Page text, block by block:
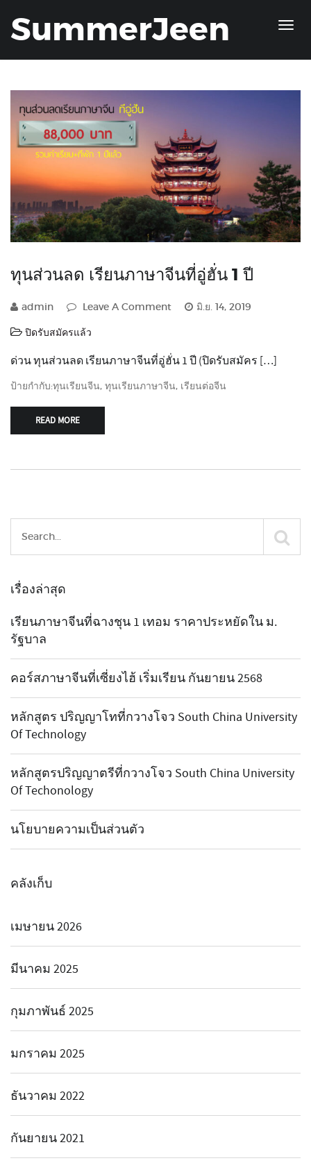
SummerJeen
ทุนส่วนลด เรียนภาษาจีนที่อู่ฮั่น 1 ปี
admin Leave A Comment มิ.ย. 14, 2019
ปิดรับสมัครแล้ว
ด่วน ทุนส่วนลด เรียนภาษาจีนที่อู่ฮั่น 1 ปี (ปิดรับสมัคร […]
ป้ายกำกับ:ทุนเรียนจีน, ทุนเรียนภาษาจีน, เรียนต่อจีน
READ MORE
เรื่องล่าสุด
เรียนภาษาจีนที่ฉางชุน 1 เทอม ราคาประหยัดใน ม.
รัฐบาล
คอร์สภาษาจีนที่เซี่ยงไฮ้ เริ่มเรียน กันยายน 2568
หลักสูตร ปริญญาโทที่กวางโจว South China University
Of Technology
หลักสูตรปริญญาตรีที่กวางโจว South China University
Of Techonology
นโยบายความเป็นส่วนตัว
คลังเก็บ
เมษายน 2026
มีนาคม 2025
กุมภาพันธ์ 2025
มกราคม 2025
ธันวาคม 2022
กันยายน 2021